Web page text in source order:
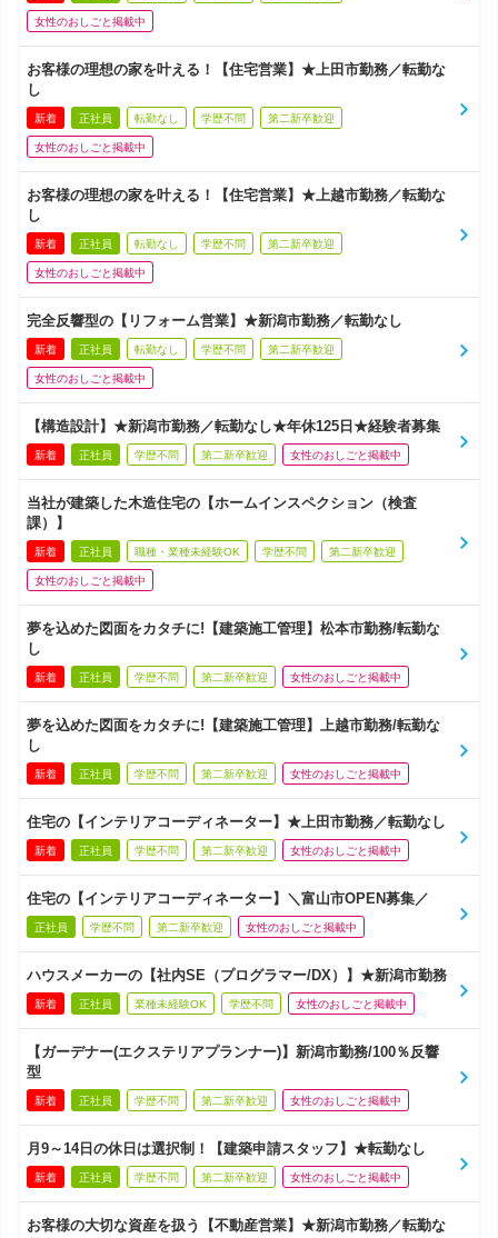
女性のおしごと掲載中
お客様の理想の家を叶える！【住宅営業】★上田市勤務／転勤な
し
新着 正社員 転勤なし 学歴不問 第二新卒歓迎
女性のおしごと掲載中
お客様の理想の家を叶える！【住宅営業】★上越市勤務／転勤な
し
新着 正社員 転勤なし 学歴不問 第二新卒歓迎
女性のおしごと掲載中
完全反響型の【リフォーム営業】★新潟市勤務／転勤なし
新着 正社員 転勤なし 学歴不問 第二新卒歓迎
女性のおしごと掲載中
【構造設計】★新潟市勤務／転勤なし★年休125日★経験者募集
新着 正社員 学歴不問 第二新卒歓迎 女性のおしごと掲載中
当社が建築した木造住宅の【ホームインスペクション（検査
課）】
新着 正社員 職種・業種未経験OK 学歴不問 第二新卒歓迎
女性のおしごと掲載中
夢を込めた図面をカタチに!【建築施工管理】松本市勤務/転勤な
し
新着 正社員 学歴不問 第二新卒歓迎 女性のおしごと掲載中
夢を込めた図面をカタチに!【建築施工管理】上越市勤務/転勤な
し
新着 正社員 学歴不問 第二新卒歓迎 女性のおしごと掲載中
住宅の【インテリアコーディネーター】★上田市勤務／転勤なし
新着 正社員 学歴不問 第二新卒歓迎 女性のおしごと掲載中
住宅の【インテリアコーディネーター】＼富山市OPEN募集／
正社員 学歴不問 第二新卒歓迎 女性のおしごと掲載中
ハウスメーカーの【社内SE（プログラマー/DX）】★新潟市勤務
新着 正社員 業種未経験OK 学歴不問 女性のおしごと掲載中
【ガーデナー(エクステリアプランナー)】新潟市勤務/100％反響
型
新着 正社員 学歴不問 第二新卒歓迎 女性のおしごと掲載中
月9～14日の休日は選択制！【建築申請スタッフ】★転勤なし
新着 正社員 学歴不問 第二新卒歓迎 女性のおしごと掲載中
お客様の大切な資産を扱う【不動産営業】★新潟市勤務／転勤な